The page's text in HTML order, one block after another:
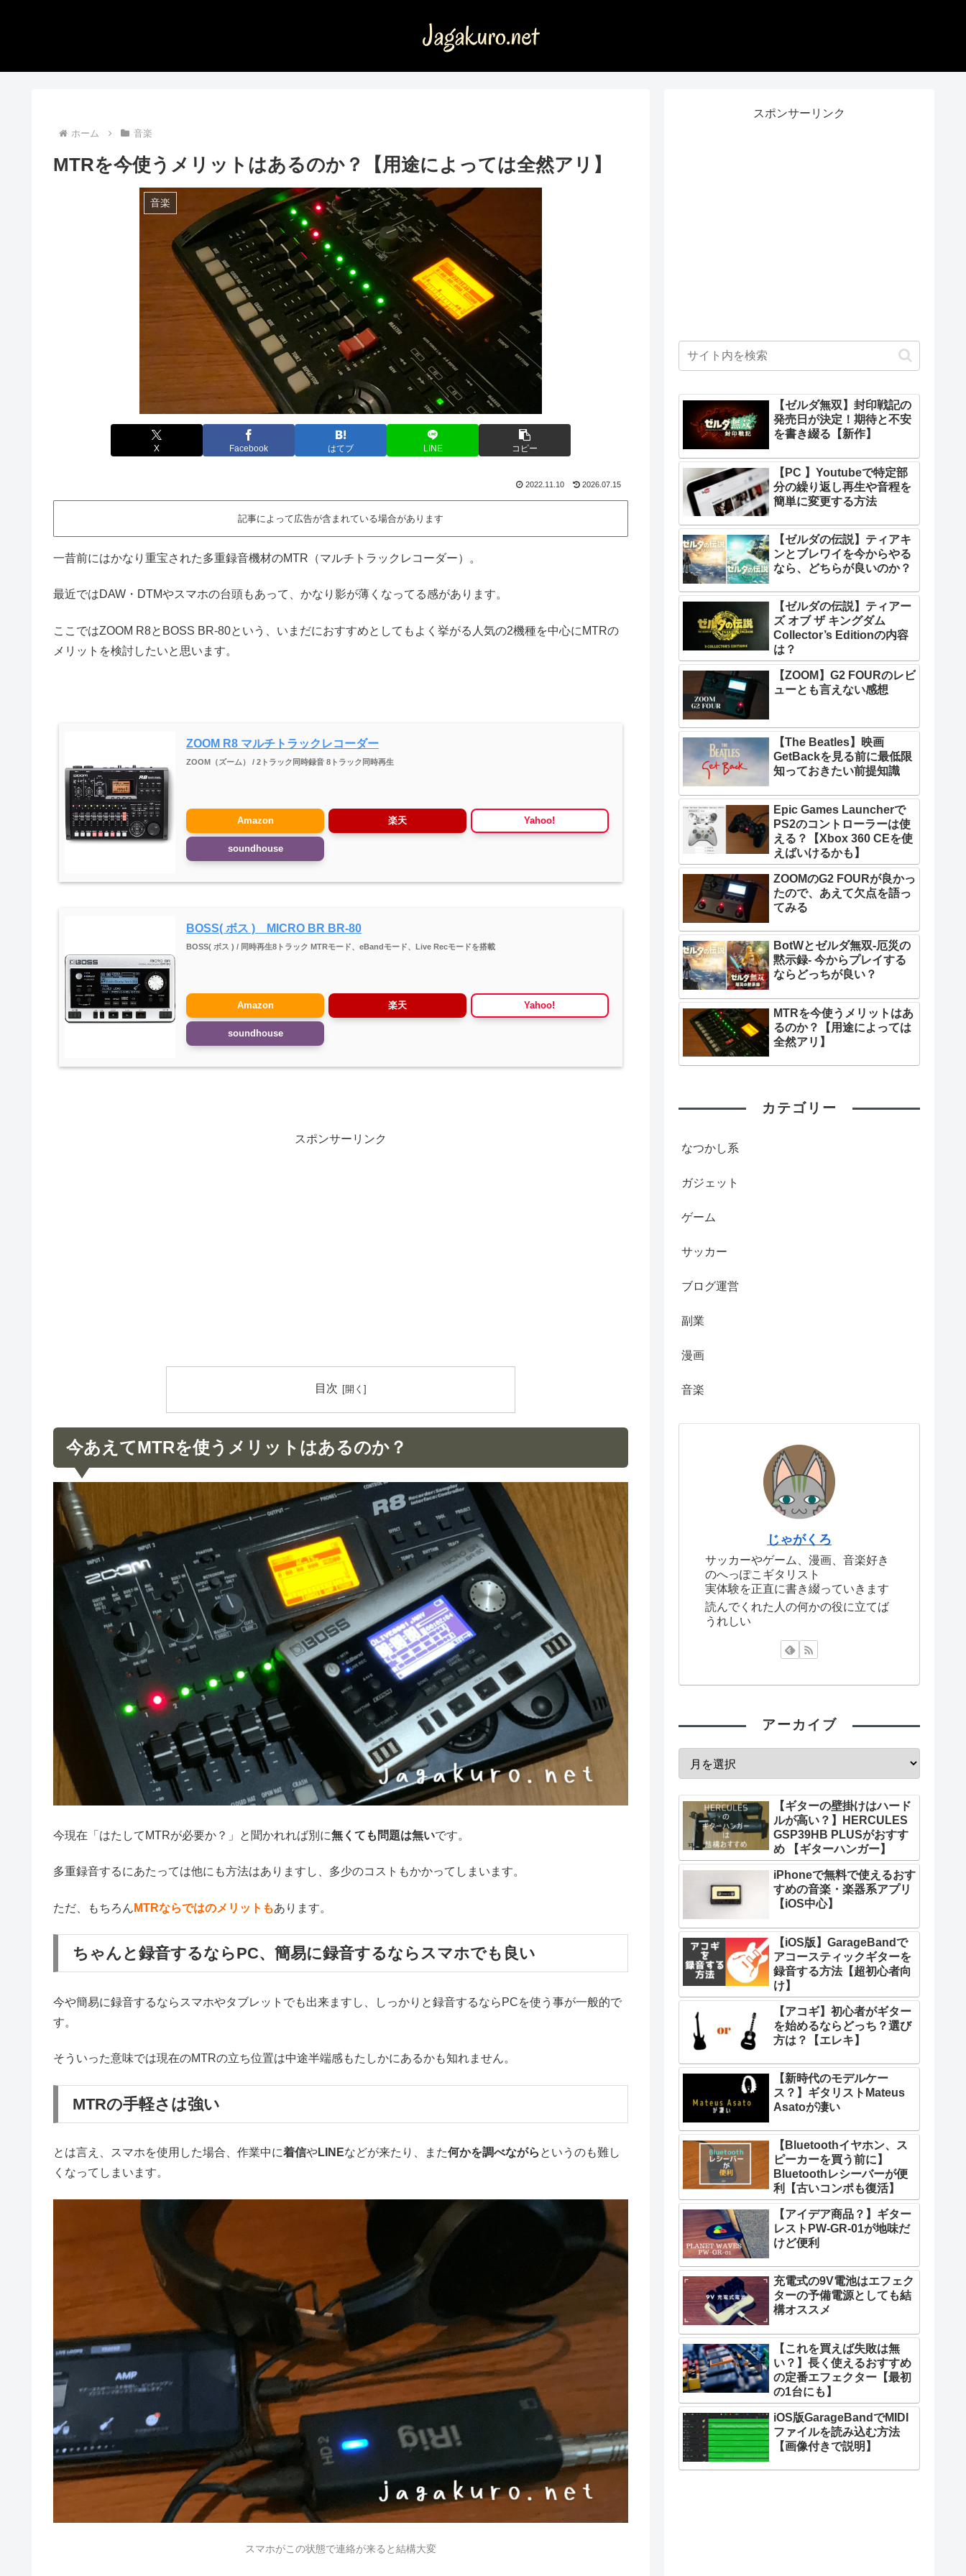
ホーム 音楽
MTRを今使うメリットはあるのか？【用途によっては全然アリ】
音楽
X Facebook はてブ LINE コピー
2022.11.10 2026.07.15
記事によって広告が含まれている場合があります
一昔前にはかなり重宝された多重録音機材のMTR（マルチトラックレコーダー）。
最近ではDAW・DTMやスマホの台頭もあって、かなり影が薄くなってる感があります。
ここではZOOM R8とBOSS BR-80という、いまだにおすすめとしてもよく挙がる人気の2機種を中心にMTRの
メリットを検討したいと思います。
ZOOM R8 マルチトラックレコーダー
ZOOM（ズーム） / 2トラック同時録音 8トラック同時再生
Amazon 楽天 Yahoo!
soundhouse
BOSS( ボス ) MICRO BR BR-80
BOSS( ボス ) / 同時再生8トラック MTRモード、eBandモード、Live Recモードを搭載
Amazon 楽天 Yahoo!
soundhouse
スポンサーリンク
目次
今あえてMTRを使うメリットはあるのか？
今現在「はたしてMTRが必要か？」と聞かれれば別に無くても問題は無いです。
多重録音するにあたっては他にも方法はありますし、多少のコストもかかってしまいます。
ただ、もちろん MTRならではのメリットもあります。
ちゃんと録音するならPC、簡易に録音するならスマホでも良い
今や簡易に録音するならスマホやタブレットでも出来ますし、しっかりと録音するならPCを使う事が一般的で
す。
そういった意味では現在のMTRの立ち位置は中途半端感もたしかにあるかも知れません。
MTRの手軽さは強い
とは言え、スマホを使用した場合、作業中に着信やLINEなどが来たり、また何かを調べながら というのも難し
くなってしまいます。
スマホがこの状態で連絡が来ると結構大変
スポンサーリンク
【ゼルダ無双】封印戦記の
発売日が決定！期待と不安
を書き綴る【新作】
【PC 】Youtubeで特定部
分の繰り返し再生や音程を
簡単に変更する方法
【ゼルダの伝説】ティアキ
ンとブレワイを今からやる
なら、どちらが良いのか？
【ゼルダの伝説】ティアー
ズ オブ ザ キングダム
Collector’s Editionの内容
は？
【ZOOM】G2 FOURのレビ
ューとも言えない感想
【The Beatles】映画
GetBackを見る前に最低限
知っておきたい前提知識
Epic Games Launcherで
PS2のコントローラーは使
える？【Xbox 360 CEを使
えばいけるかも】
ZOOMのG2 FOURが良かっ
たので、あえて欠点を語っ
てみる
BotWとゼルダ無双-厄災の
黙示録- 今からプレイする
ならどっちが良い？
MTRを今使うメリットはあ
るのか？【用途によっては
全然アリ】
カテゴリー
なつかし系
ガジェット
ゲーム
サッカー
ブログ運営
副業
漫画
音楽
じゃがくろ
サッカーやゲーム、漫画、音楽好き
のへっぽこギタリスト
実体験を正直に書き綴っていきます
読んでくれた人の何かの役に立てば
うれしい
アーカイブ
【ギターの壁掛けはハード
ルが高い？】HERCULES
GSP39HB PLUSがおすす
め 【ギターハンガー】
iPhoneで無料で使えるおす
すめの音楽・楽器系アプリ
【iOS中心】
【iOS版】GarageBandで
アコースティックギターを
録音する方法【超初心者向
け】
【アコギ】初心者がギター
を始めるならどっち？選び
方は？【エレキ】
【新時代のモデルケー
ス？】ギタリストMateus
Asatoが凄い
【Bluetoothイヤホン、ス
ピーカーを買う前に】
Bluetoothレシーバーが便
利【古いコンポも復活】
【アイデア商品？】ギター
レストPW-GR-01が地味だ
けど便利
充電式の9V電池はエフェク
ターの予備電源としても結
構オススメ
【これを買えば失敗は無
い？】長く使えるおすすめ
の定番エフェクター【最初
の1台にも】
iOS版GarageBandでMIDI
ファイルを読み込む方法
【画像付きで説明】